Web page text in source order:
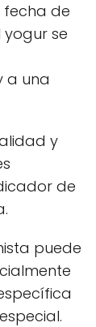
fecha de
se
a una
y
de
puede